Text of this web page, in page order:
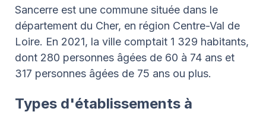
Sancerre est une commune située dans le
département du Cher, en région Centre-Val de
Loire. En 2021, la ville comptait 1 329 habitants,
dont 280 personnes âgées de 60 à 74 ans et
317 personnes âgées de 75 ans ou plus.
Types d'établissements à